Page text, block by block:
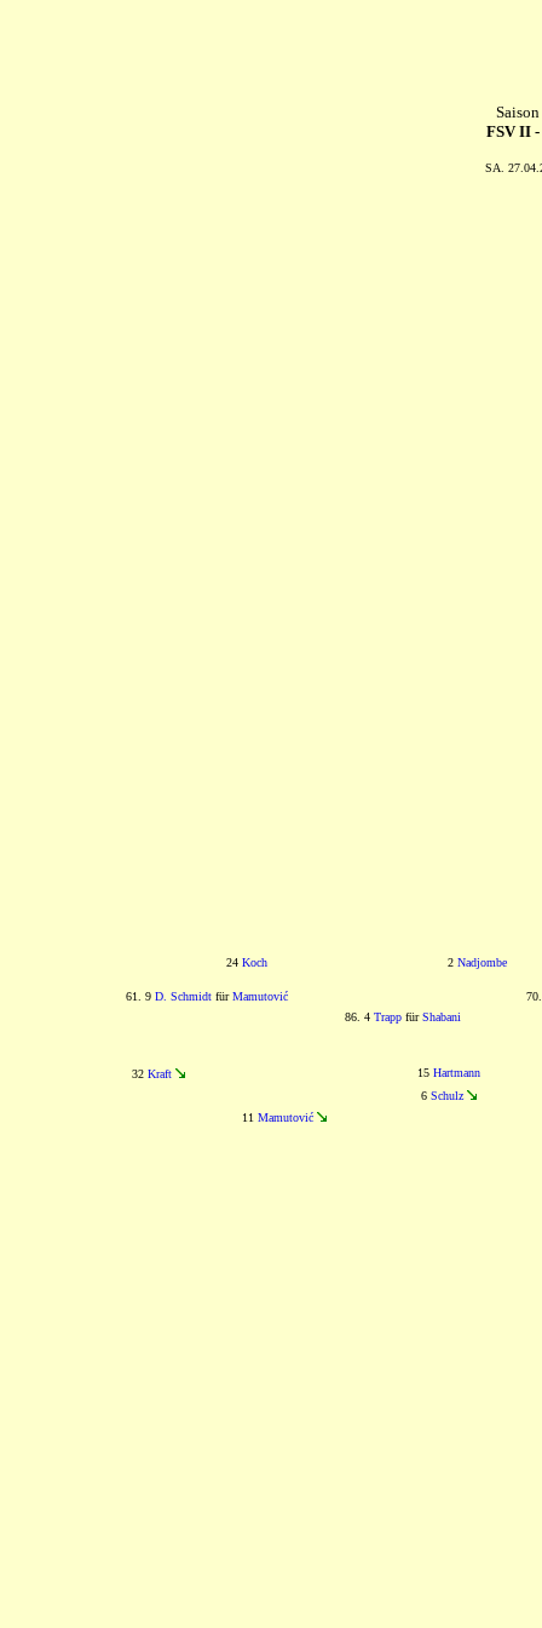
FSV II -
SA.
24 Koch 2 Nadjombe
61. 9 D. Schmidt fürMamutović
86. 4 TrappfürShabani
32 Kraft 15 Hartmann
6 Schulz
11 Mamutović